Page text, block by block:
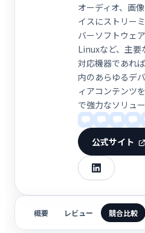
オーディオ、画
イスにストリー
バーソフトウェ
Linuxなど、主要
対応機器であれ
内のあらゆるデ
ィアコンテンツ
で強力なソリュ
公式サイト
概要 レビュー 競合比較